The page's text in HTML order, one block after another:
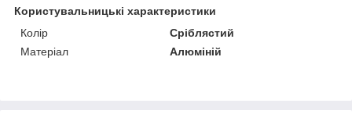
Користувальницькі характеристики
Колір
Сріблястий
Матеріал
Алюміній